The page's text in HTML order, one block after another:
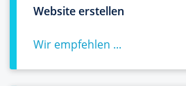
Website erstellen
Wir empfehlen ...